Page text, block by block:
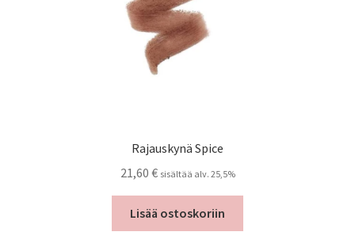
Rajauskynä Spice
21,60 € sisältää alv. 25,5%
Lisää ostoskoriin